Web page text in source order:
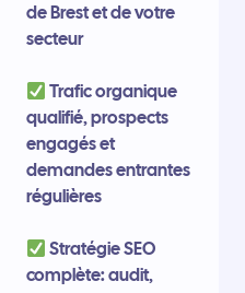
de Brest et de votre
secteur
Trafic organique
qualifié, prospects
engagés et
demandes entrantes
régulières
Stratégie SEO
complète: audit,